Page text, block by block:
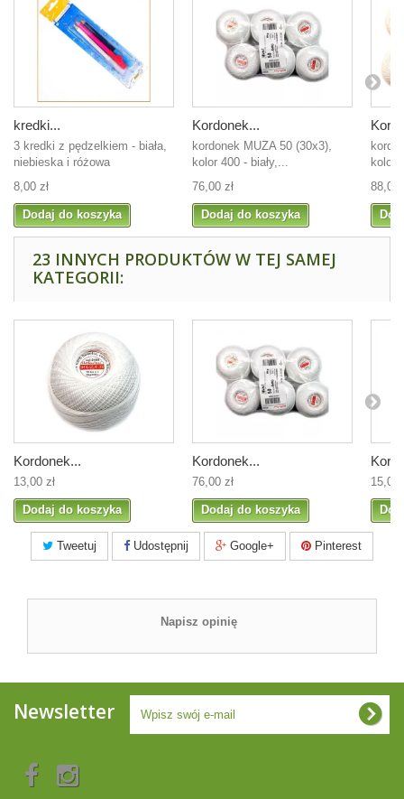
kredki...
3 kredki z pędzelkiem - biała,
niebieska i różowa
8,00 zł
Dodaj do koszyka
Kordonek...
kordonek MUZA 50 (30x3),
kolor 400 - biały,...
76,00 zł
Dodaj do koszyka
kolor
88,00
23 INNYCH PRODUKTÓW W TEJ SAMEJ
KATEGORII:
Kordonek...
13,00 zł
Dodaj do koszyka
Kordonek...
76,00 zł
Dodaj do koszyka
15,00
Tweetuj Udostępnij Google+ Pinterest
Napisz opinię
Newsletter